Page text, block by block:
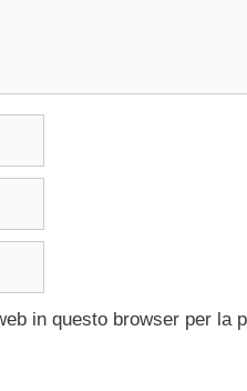
in questo browser per la